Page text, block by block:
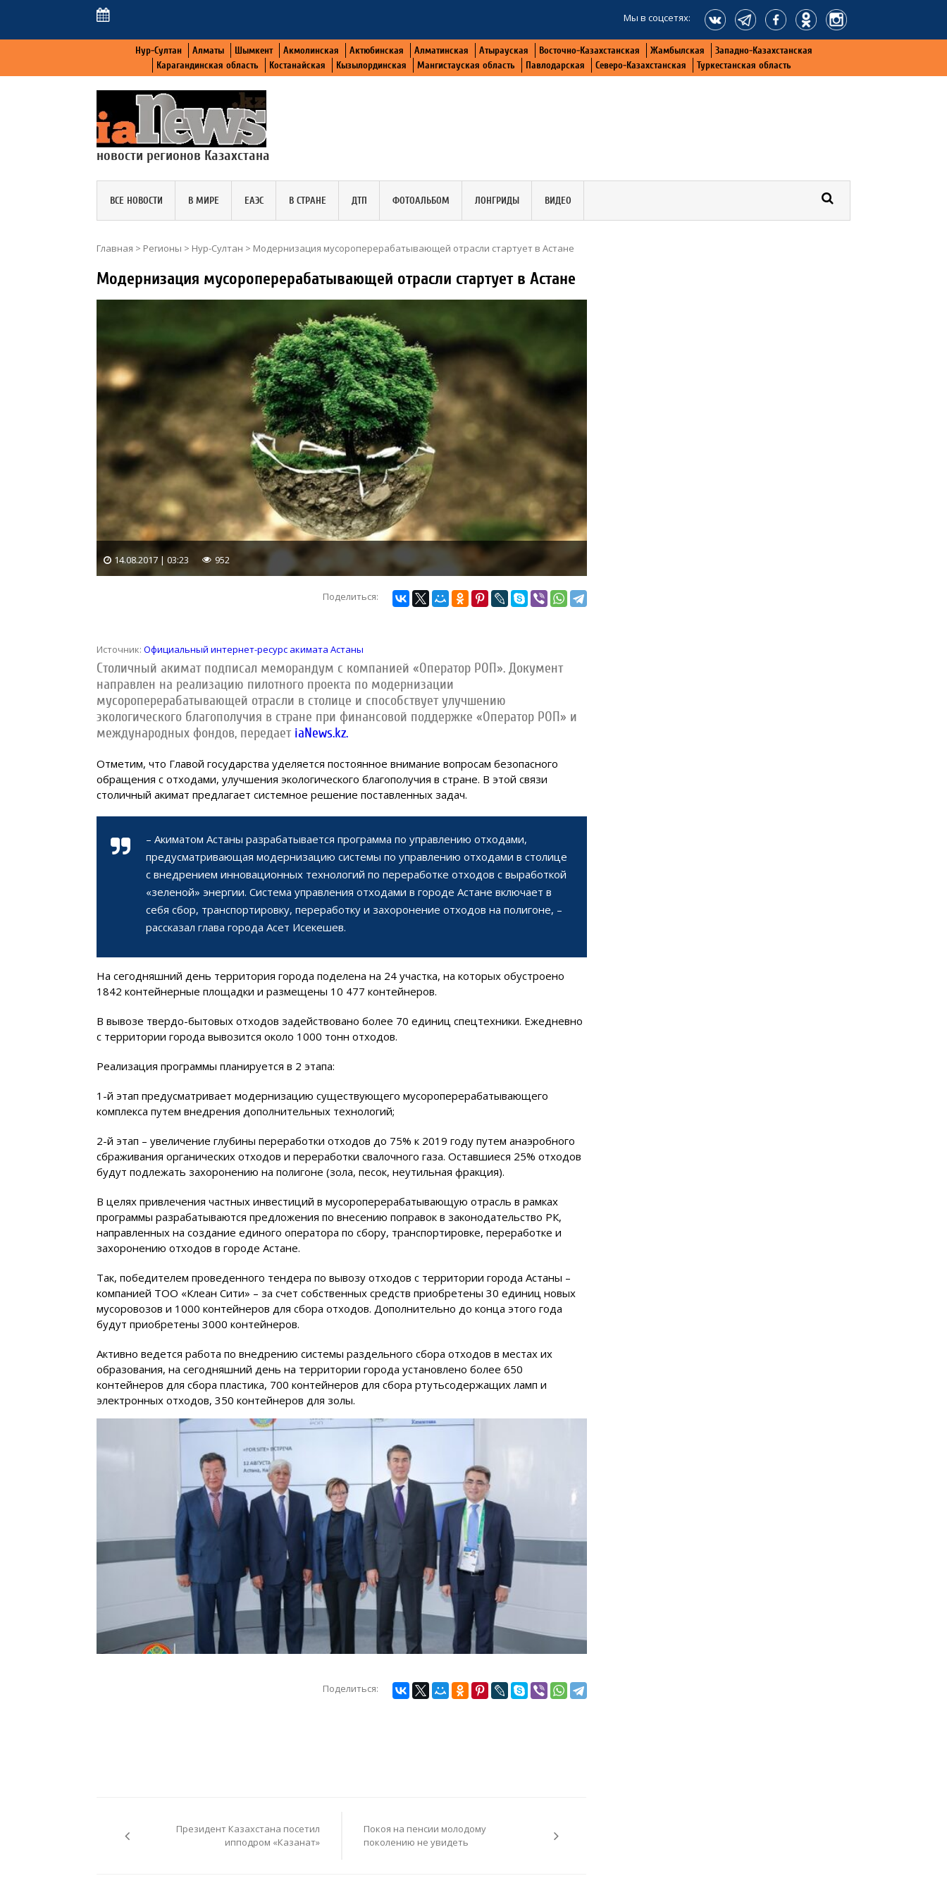
Мы в соцсетях:
Нур-Султан Алматы Шымкент Акмолинская Актюбинская Алматинская Атырауская Восточно-Казахстанская Жамбылская
Западно-Казахстанская
Карагандинская область
Костанайская Кызылординская Мангистауская область Павлодарская Северо-Казахстанская Туркестанская область
новости регионов Казахстана
ВСЕ НОВОСТИ В МИРЕ ЕАЭС В СТРАНЕ ДТП ФОТОАЛЬБОМ ЛОНГРИДЫ ВИДЕО
Главная > Регионы > Нур-Султан > Модернизация мусороперерабатывающей отрасли стартует в Астане
Модернизация мусороперерабатывающей отрасли стартует в Астане
14.08.2017 | 03:23 952
Поделиться:
Источник: Официальный интернет-ресурс акимата Астаны
Столичный акимат подписал меморандум с компанией «Оператор РОП». Документ
направлен на реализацию пилотного проекта по модернизации
мусороперерабатывающей отрасли в столице и способствует улучшению
экологического благополучия в стране при финансовой поддержке «Оператор РОП» и
международных фондов, передает iaNews.kz.
Отметим, что Главой государства уделяется постоянное внимание вопросам безопасного
обращения с отходами, улучшения экологического благополучия в стране. В этой связи
столичный акимат предлагает системное решение поставленных задач.
– Акиматом Астаны разрабатывается программа по управлению отходами,
предусматривающая модернизацию системы по управлению отходами в столице
с внедрением инновационных технологий по переработке отходов с выработкой
«зеленой» энергии. Система управления отходами в городе Астане включает в
себя сбор, транспортировку, переработку и захоронение отходов на полигоне, –
рассказал глава города Асет Исекешев.
На сегодняшний день территория города поделена на 24 участка, на которых обустроено
1842 контейнерные площадки и размещены 10 477 контейнеров.
В вывозе твердо-бытовых отходов задействовано более 70 единиц спецтехники. Ежедневно
с территории города вывозится около 1000 тонн отходов.
Реализация программы планируется в 2 этапа:
1-й этап предусматривает модернизацию существующего мусороперерабатывающего
комплекса путем внедрения дополнительных технологий;
2-й этап – увеличение глубины переработки отходов до 75% к 2019 году путем анаэробного
сбраживания органических отходов и переработки свалочного газа. Оставшиеся 25% отходов
будут подлежать захоронению на полигоне (зола, песок, неутильная фракция).
В целях привлечения частных инвестиций в мусороперерабатывающую отрасль в рамках
программы разрабатываются предложения по внесению поправок в законодательство РК,
направленных на создание единого оператора по сбору, транспортировке, переработке и
захоронению отходов в городе Астане.
Так, победителем проведенного тендера по вывозу отходов с территории города Астаны –
компанией ТОО «Клеан Сити» – за счет собственных средств приобретены 30 единиц новых
мусоровозов и 1000 контейнеров для сбора отходов. Дополнительно до конца этого года
будут приобретены 3000 контейнеров.
Активно ведется работа по внедрению системы раздельного сбора отходов в местах их
образования, на сегодняшний день на территории города установлено более 650
контейнеров для сбора пластика, 700 контейнеров для сбора ртутьсодержащих ламп и
электронных отходов, 350 контейнеров для золы.
Поделиться:
записям
Президент Казахстана посетил
ипподром «Казанат»
Покоя на пенсии молодому
поколению не увидеть